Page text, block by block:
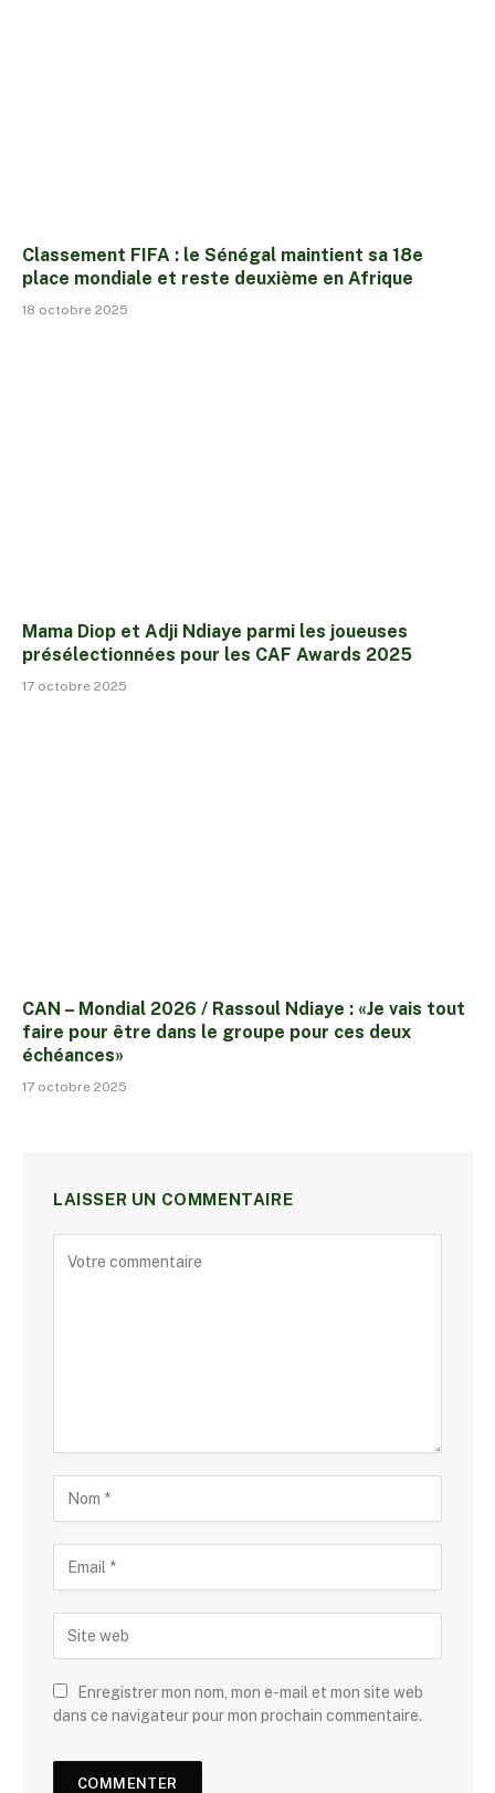
Classement FIFA : le Sénégal maintient sa 18e
place mondiale et reste deuxième en Afrique
18 octobre 2025
Mama Diop et Adji Ndiaye parmi les joueuses
présélectionnées pour les CAF Awards 2025
17 octobre 2025
CAN – Mondial 2026 / Rassoul Ndiaye : «Je vais tout
faire pour être dans le groupe pour ces deux
échéances»
17 octobre 2025
LAISSER UN COMMENTAIRE
Enregistrer mon nom, mon e-mail et mon site web
dans ce navigateur pour mon prochain commentaire.